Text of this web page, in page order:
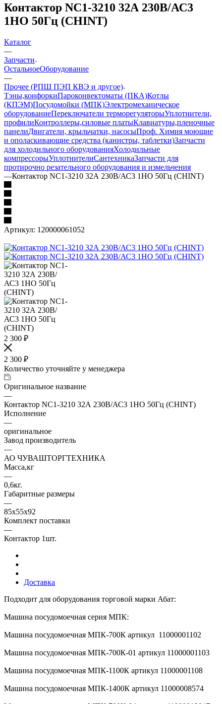
Контактор NC1-3210 32А 230В/АС3
1НО 50Гц (CHINT)
Каталог
—
Запчасти
ОстальноеОборудование
—
Прочее (РПШ ПЭП КВЭ и другое)
Тэны,конфоркиПароконвектоматы (ПКА)Котлы
(КПЭМ)Посудомойки (МПК)Электромеханическое
оборудованиеПереключатели терморегуляторыУплотнители,
профилиКонтроллеры,силовые платыКлавиатуры,пленочные
панелиДвигатели, крыльчатки, насосыПроф. Химия моющие
и ополаскивающие средства (канистры, таблетки)Запчасти
для холодильного оборудованияХолодильные
компрессорыУплотнителиСантехникаЗапчасти для
протирочно резательного оборудования и измельчения
—Контактор NC1-3210 32А 230В/АС3 1НО 50Гц (CHINT)
Артикул: 120000061052
2 300 ₽
2 300 ₽
Количество уточняйте у менеджера
Оригинальное название
—
Контактор NC1-3210 32А 230В/АС3 1НО 50Гц (CHINT)
Исполнение
—
оригинальное
Завод производитель
—
АО ЧУВАШТОРГТЕХНИКА
Масса,кг
—
0,6кг.
Габаритные размеры
—
85х55х92
Комплект поставки
—
Контактор 1шт.
Доставка
Подходит для оборудования торговой марки Абат:
Машина посудомоечная серия МПК:
Машина посудомоечная МПК-700К артикул 11000001102
Машина посудомоечная МПК-700К-01 артикул 11000001103
Машина посудомоечная МПК-1100К артикул 11000001108
Машина посудомоечная МПК-1400К артикул 11000008574